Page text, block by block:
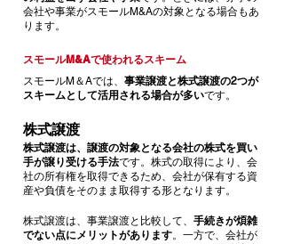
会社や事業がスモールM&Aの対象となる場合もあ
ります。
スモールM&Aで使われるスキーム
スモールM＆Aでは、 事業譲渡と株式譲渡の2つが
スキームとして活用される場合が多いです。
株式譲渡
株式譲渡は、譲渡の対象となる会社の株式を買い
手が譲り受ける手法です。株式の取得により、会
社の所有権を取得できるため、会社が保有する資
産や負債をそのまま取得する形となります。
株式譲渡は、事業譲渡と比較して、 手続きが煩雑
でない点にメリットがあります。一方で、会社が